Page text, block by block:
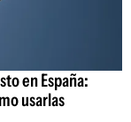
en España:
usarlas